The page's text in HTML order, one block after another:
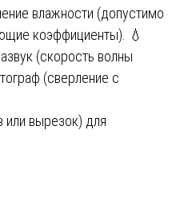
влажности (допустимо
коэффициенты). 💧
(скорость волны
(сверление с
или вырезок) для